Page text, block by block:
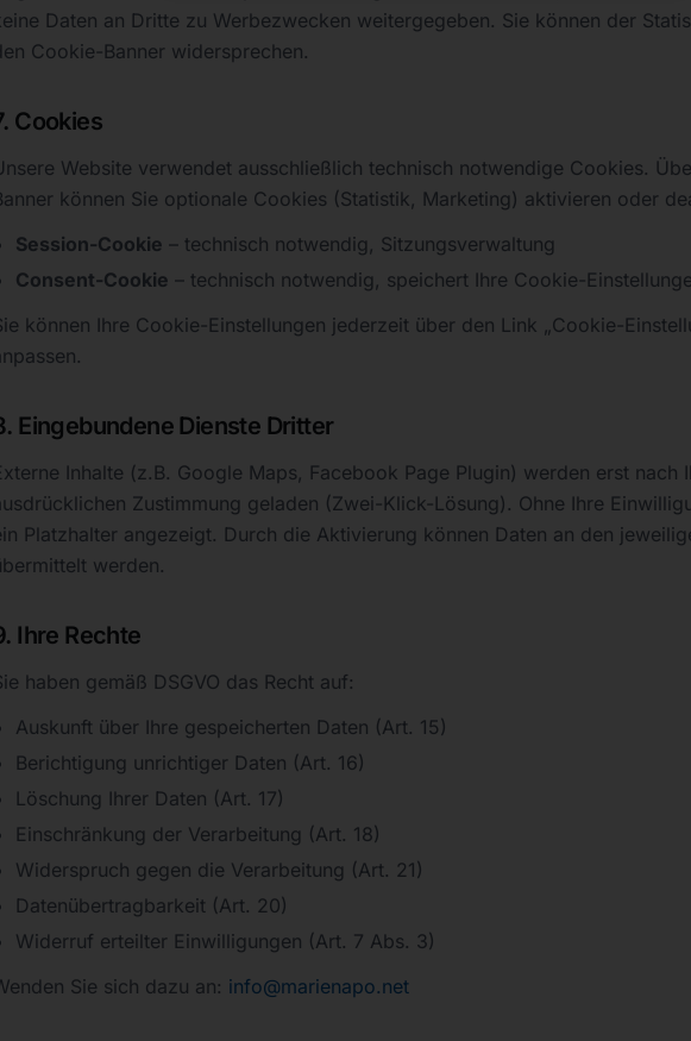
Daten an Dritte zu Werbezwecken weitergegeben. Sie können der
Cookie-Banner widersprechen.
Cookies
Website verwendet ausschließlich technisch notwendige Cookies.
können Sie optionale Cookies (Statistik, Marketing) aktivieren oder
Session-Cookie
technisch notwendig, Sitzungsverwaltung
Consent-Cookie
technisch notwendig, speichert Ihre Cookie-
können Ihre Cookie-Einstellungen jederzeit über den Link „Cookie-
Eingebundene Dienste Dritter
Inhalte (z.B. Google Maps, Facebook Page Plugin) werden erst nach
Zustimmung geladen (Zwei-Klick-Lösung). Ohne Ihre
Platzhalter angezeigt. Durch die Aktivierung können Daten an den
werden.
Ihre Rechte
haben gemäß DSGVO das Recht auf:
Auskunft über Ihre gespeicherten Daten (Art. 15)
Berichtigung unrichtiger Daten (Art. 16)
Löschung Ihrer Daten (Art. 17)
Einschränkung der Verarbeitung (Art. 18)
Widerspruch gegen die Verarbeitung (Art. 21)
Datenübertragbarkeit (Art. 20)
Widerruf erteilter Einwilligungen (Art. 7 Abs. 3)
Sie sich dazu an: info@marienapo.net